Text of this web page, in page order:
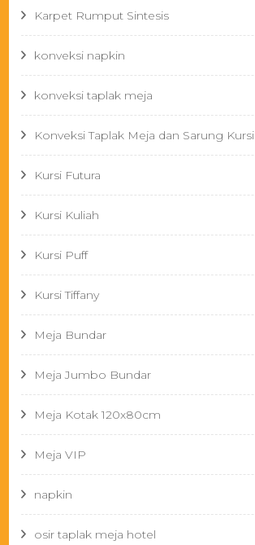
Karpet Rumput Sintesis
konveksi napkin
konveksi taplak meja
Konveksi Taplak Meja dan Sarung Kursi
Kursi Futura
Kursi Kuliah
Kursi Puff
Kursi Tiffany
Meja Bundar
Meja Jumbo Bundar
Meja Kotak 120x80cm
Meja VIP
napkin
osir taplak meja hotel